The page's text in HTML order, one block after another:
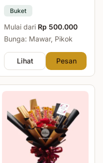
Buket
Mulai dari Rp 500.000
Bunga: Mawar, Pikok
Lihat Pesan